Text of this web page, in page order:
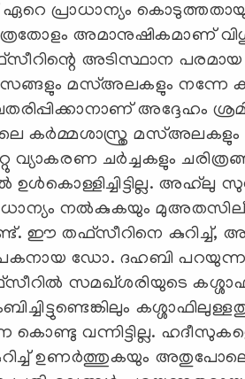
ഏറെ പ്രാധാന്യം
അമാനുഷികമാണ്
അടിസ്ഥാന പരമായ
മസ്അലകളും നന്നേ
അദ്ദേഹം
കര്‍മ്മശാസ്ത്ര മസ്അലകളും
വ്യാകരണ ചര്‍ച്ചകളും
അഹ്‌ലു
നൽകുകയും
ഈ തഫ്സീറിനെ
ഡോ. ദഹബി പറയുന്നത്
സമഖ്ശരിയുടെ
വന്നിട്ടില്ല.
ഉണർത്തുകയും